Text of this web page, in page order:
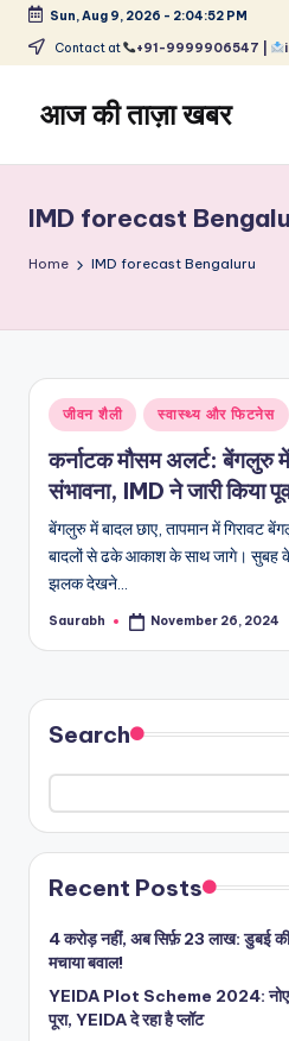
Skip
content
Sun, Aug 9, 2026 - 2:04:53 PM
Contact at +91-9999906547 |
आज की ताज़ा खबर
ताज़ा
समाचार
–
और
विश्व
IMD forecast
Home IMD forecast Bengaluru
Posted
in
जीवन शैली स्वास्थ्य और फिटनेस
कर्नाटक मौसम अलर्ट: बेंगलुरु में
संभावना, IMD ने जारी किया
बेंगलुरु में बादल छाए, तापमान में गिरावट
बादलों से ढके आकाश के साथ जागे। सुबह
झलक देखने…
Posted
Saurabh November 26, 2024
Search
Recent Posts
4 करोड़ नहीं, अब सिर्फ़ 23 लाख: डुबई की
मचाया बवाल!
YEIDA Plot Scheme 2024: नोएडा
पूरा, YEIDA दे रहा है प्लॉट